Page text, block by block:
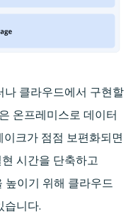
클라우드에서 구현할
온프레미스로 데이터
크가 점점 보편화되면
시간을 단축하고
높이기 위해 클라우드
습니다.